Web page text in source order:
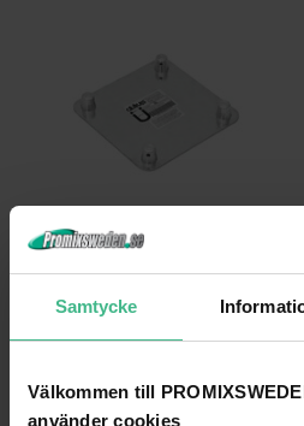
Samtycke
Välkommen till
använder cookies
Alutruss Decolock DQ4-BPM basplatta Hane
1 208 kr
GÅ TILL PRODUKT